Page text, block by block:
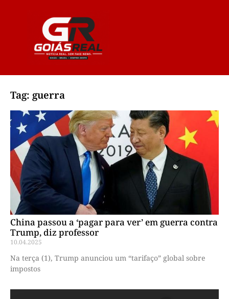
Tag: guerra
China passou a ‘pagar para ver’ em guerra contra
Trump, diz professor
10.04.2025
Na terça (1), Trump anunciou um “tarifaço” global sobre
impostos